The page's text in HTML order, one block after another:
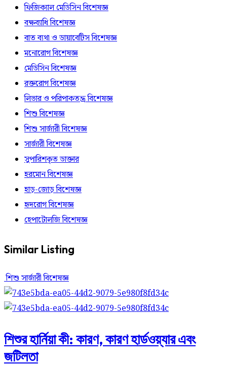
ফিজিক্যাল মেডিসিন বিশেষজ্ঞ
বক্ষব্যাধি বিশেষজ্ঞ
বাত ব্যথা ও ডায়াবেটিস বিশেষজ্ঞ
মনোরোগ বিশেষজ্ঞ
মেডিসিন বিশেষজ্ঞ
রক্তরোগ বিশেষজ্ঞ
লিভার ও পরিপাকতন্ত্র বিশেষজ্ঞ
শিশু বিশেষজ্ঞ
শিশু সার্জারী বিশেষজ্ঞ
সার্জারী বিশেষজ্ঞ
সুপারিশকৃত ডাক্তার
হরমোন বিশেষজ্ঞ
হাড়-জোড় বিশেষজ্ঞ
হৃদরোগ বিশেষজ্ঞ
হেপাটোলজি বিশেষজ্ঞ
Similar Listing
শিশু সার্জারী বিশেষজ্ঞ
শিশুর হার্নিয়া কী: কারণ, কারণ হার্ডওয়্যার এবং
জটিলতা